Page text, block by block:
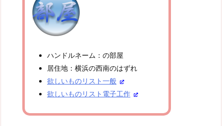
ハンドルネーム：の部屋
居住地：横浜の西南のはずれ
欲しいものリスト一般
欲しいものリスト電子工作